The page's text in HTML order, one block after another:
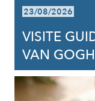
23/08/2026
VISITE
VAN